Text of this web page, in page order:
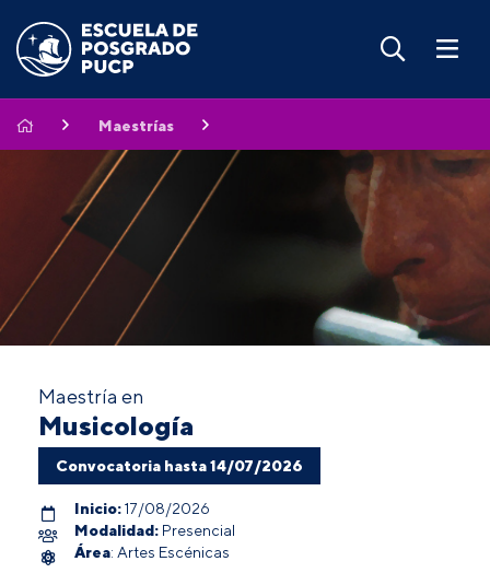
Maestrías
Maestría en
Musicología
Convocatoria hasta 14/07/2026
Inicio:17/08/2026
Modalidad: Presencial
Área: Artes Escénicas